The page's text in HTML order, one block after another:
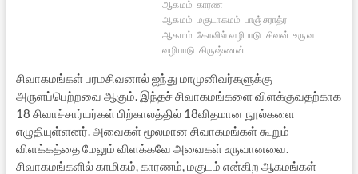
ஆகமம் காரண
ஆகமம் மகுடாகமம் பாஞ்சராத்ர
ஆகமம் கோவில் வழிபாடு சிவன் உருவ
வழிபாடு கிருஷ்ணன்
சிவாகமங்கள் பரமசிவனால் ஐந்து மாமுனிவர்களுக்கு
அருளப்பெற்றவை ஆகும். இந்தச் சிவாகமங்களை விளக்குவதற்காக
18 சிவாச்சார்யர்கள் பிற்காலத்தில் 18விதமான நூல்களை
எழுதியுள்ளனர். அவைகள் மூலமான சிவாகமங்கள் கூறும்
விளக்கத்தை மேலும் விளக்கவே அவைகள் உருவானவை.
சிவாகமங்களில் காமிகம், காரணம், மகுடம் என்கிற ஆகமங்கள்